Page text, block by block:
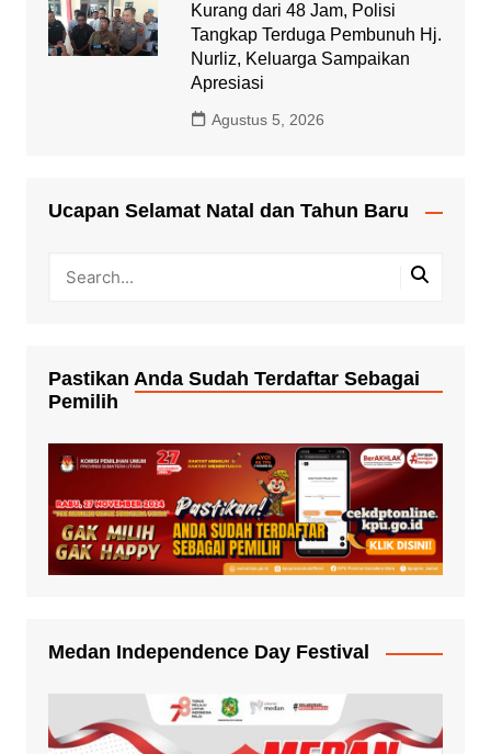
Kurang dari 48 Jam, Polisi
Tangkap Terduga Pembunuh Hj.
Nurliz, Keluarga Sampaikan
Apresiasi
Agustus 5, 2026
Ucapan Selamat Natal dan Tahun Baru
Pastikan Anda Sudah Terdaftar Sebagai
Pemilih
Medan Independence Day Festival